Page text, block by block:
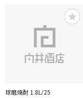
球磨焼酎 1.8L/25